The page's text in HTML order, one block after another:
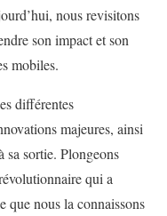
nous revisitons
son impact et son
mobiles.
différentes
majeures, ainsi
sa sortie. Plongeons
qui a
que nous la connaissons